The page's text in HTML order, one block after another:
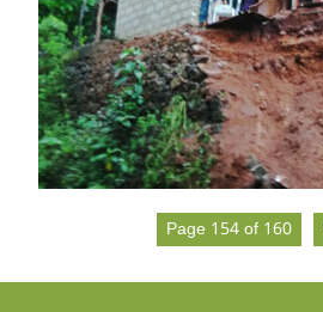
Page 154 of 160